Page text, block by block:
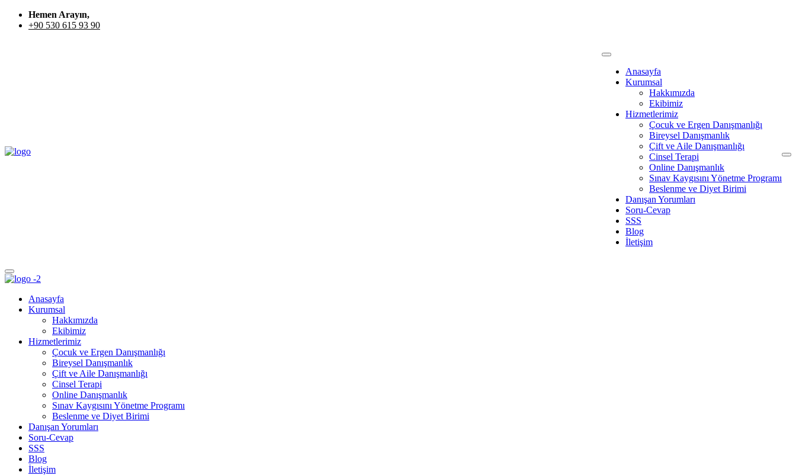
Hemen Arayın,
+90 530 615 93 90
Anasayfa
Kurumsal
Hakkımızda
Ekibimiz
Hizmetlerimiz
Çocuk ve Ergen Danışmanlığı
Bireysel Danışmanlık
Çift ve Aile Danışmanlığı
Cinsel Terapi
Online Danışmanlık
Sınav Kaygısını Yönetme Programı
Beslenme ve Diyet Birimi
Danışan Yorumları
Soru-Cevap
SSS
Blog
İletişim
Anasayfa
Kurumsal
Hakkımızda
Ekibimiz
Hizmetlerimiz
Çocuk ve Ergen Danışmanlığı
Bireysel Danışmanlık
Çift ve Aile Danışmanlığı
Cinsel Terapi
Online Danışmanlık
Sınav Kaygısını Yönetme Programı
Beslenme ve Diyet Birimi
Danışan Yorumları
Soru-Cevap
SSS
Blog
İletişim